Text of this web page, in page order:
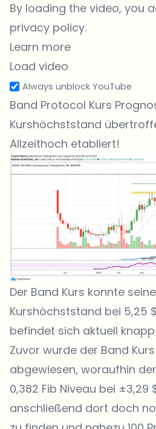
By loading the video, you
privacy policy.
Learn more
Load video
Always unblock YouTube
Band Protocol Kurs
Kurshöchststand
Allzeithoch etabliert!
Der Band Kurs konnte
Kurshöchststand bei 5,25
befindet sich aktuell
Zuvor wurde der Band
abgewiesen, woraufhin
0,382 Fib Niveau bei ±3,29
anschließend dort doch